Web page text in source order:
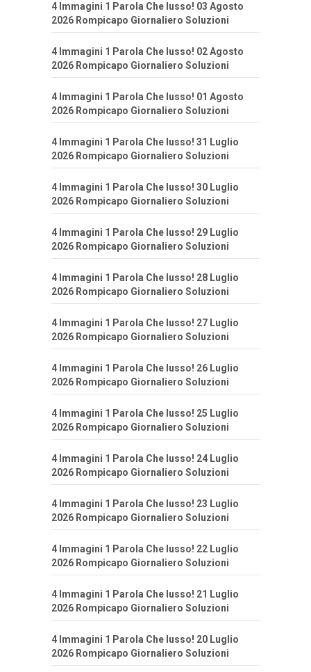
4 Immagini 1 Parola Che lusso! 03 Agosto
2026 Rompicapo Giornaliero Soluzioni
4 Immagini 1 Parola Che lusso! 02 Agosto
2026 Rompicapo Giornaliero Soluzioni
4 Immagini 1 Parola Che lusso! 01 Agosto
2026 Rompicapo Giornaliero Soluzioni
4 Immagini 1 Parola Che lusso! 31 Luglio
2026 Rompicapo Giornaliero Soluzioni
4 Immagini 1 Parola Che lusso! 30 Luglio
2026 Rompicapo Giornaliero Soluzioni
4 Immagini 1 Parola Che lusso! 29 Luglio
2026 Rompicapo Giornaliero Soluzioni
4 Immagini 1 Parola Che lusso! 28 Luglio
2026 Rompicapo Giornaliero Soluzioni
4 Immagini 1 Parola Che lusso! 27 Luglio
2026 Rompicapo Giornaliero Soluzioni
4 Immagini 1 Parola Che lusso! 26 Luglio
2026 Rompicapo Giornaliero Soluzioni
4 Immagini 1 Parola Che lusso! 25 Luglio
2026 Rompicapo Giornaliero Soluzioni
4 Immagini 1 Parola Che lusso! 24 Luglio
2026 Rompicapo Giornaliero Soluzioni
4 Immagini 1 Parola Che lusso! 23 Luglio
2026 Rompicapo Giornaliero Soluzioni
4 Immagini 1 Parola Che lusso! 22 Luglio
2026 Rompicapo Giornaliero Soluzioni
4 Immagini 1 Parola Che lusso! 21 Luglio
2026 Rompicapo Giornaliero Soluzioni
4 Immagini 1 Parola Che lusso! 20 Luglio
2026 Rompicapo Giornaliero Soluzioni